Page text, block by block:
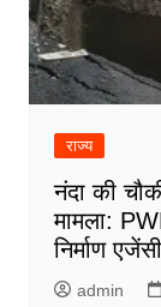
राज्य
नंदा की
मामला:
निर्माण
admin